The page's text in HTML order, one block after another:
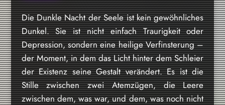
Die Dunkle Nacht der Seele ist kein gewöhnliches
Dunkel. Sie ist nicht einfach Traurigkeit oder
Depression, sondern eine heilige Verfinsterung –
der Moment, in dem das Licht hinter dem Schleier
der Existenz seine Gestalt verändert. Es ist die
Stille zwischen zwei Atemzügen, die Leere
zwischen dem, was war, und dem, was noch nicht